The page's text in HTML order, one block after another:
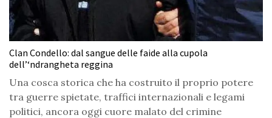
Clan Condello: dal sangue delle faide alla cupola
dell’‘ndrangheta reggina
Una cosca storica che ha costruito il proprio potere
tra guerre spietate, traffici internazionali e legami
politici, ancora oggi cuore malato del crimine